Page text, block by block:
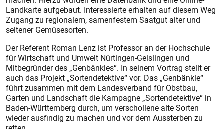
Landkarte aufgebaut. Interessierte erhalten auf diesem Weg
Zugang zu regionalem, samenfestem Saatgut alter und
seltener Gemüsesorten.
Der Referent Roman Lenz ist Professor an der Hochschule
für Wirtschaft und Umwelt Nürtingen-Geislingen und
Mitbegründer des „Genbänkles“. In seinem Vortrag stellt er
auch das Projekt „Sortendetektive“ vor. Das „Genbänkle“
führt zusammen mit dem Landesverband für Obstbau,
Garten und Landschaft die Kampagne „Sortendetektive“ in
Baden-Württemberg durch, um verschollene alte Sorten
wieder ausfindig zu machen und vor dem Aussterben zu